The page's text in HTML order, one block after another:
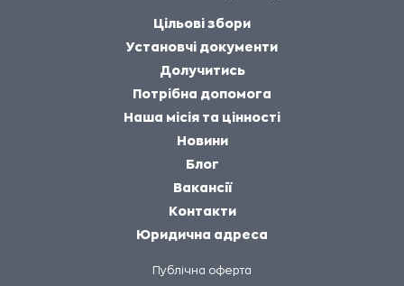
Цільові збори
Установчі документи
Долучитись
Потрібна допомога
Наша місія та цінності
Новини
Блог
Вакансії
Контакти
Юридична адреса
Публічна оферта